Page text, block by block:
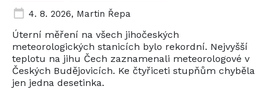
4. 8. 2026, Martin Řepa
Úterní měření na všech jihočeských
meteorologických stanicích bylo rekordní. Nejvyšší
teplotu na jihu Čech zaznamenali meteorologové v
Českých Budějovicích. Ke čtyřiceti stupňům chyběla
jen jedna desetinka.